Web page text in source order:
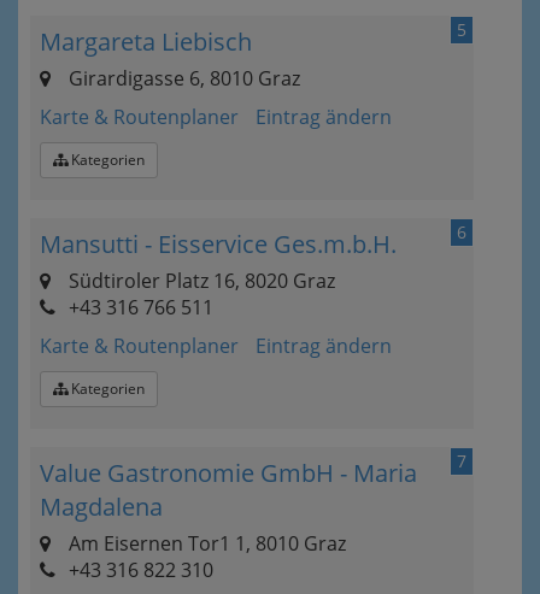
5
Margareta Liebisch
Girardigasse 6, 8010 Graz
Karte & Routenplaner
Eintrag ändern
Kategorien
6
Mansutti - Eisservice Ges.m.b.H.
Südtiroler Platz 16, 8020 Graz
+43 316 766 511
Karte & Routenplaner
Eintrag ändern
Kategorien
7
Value Gastronomie GmbH - Maria
Magdalena
Am Eisernen Tor1 1, 8010 Graz
+43 316 822 310